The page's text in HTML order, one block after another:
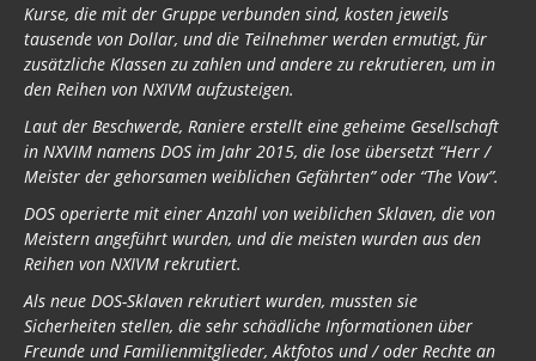
Kurse, die mit der Gruppe verbunden sind, kosten jeweils
tausende von Dollar, und die Teilnehmer werden ermutigt, für
zusätzliche Klassen zu zahlen und andere zu rekrutieren, um in
den Reihen von NXIVM aufzusteigen.
Laut der Beschwerde, Raniere erstellt eine geheime Gesellschaft
in NXVIM namens DOS im Jahr 2015, die lose übersetzt “Herr /
Meister der gehorsamen weiblichen Gefährten” oder “The Vow”.
DOS operierte mit einer Anzahl von weiblichen Sklaven, die von
Meistern angeführt wurden, und die meisten wurden aus den
Reihen von NXIVM rekrutiert.
Als neue DOS-Sklaven rekrutiert wurden, mussten sie
Sicherheiten stellen, die sehr schädliche Informationen über
Freunde und Familienmitglieder, Aktfotos und / oder Rechte an